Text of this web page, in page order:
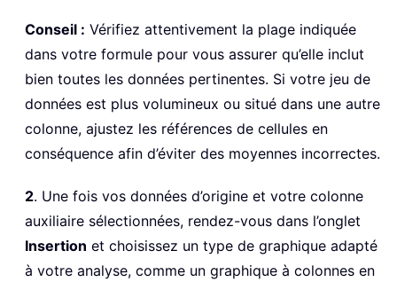
Conseil : Vérifiez attentivement la plage indiquée
dans votre formule pour vous assurer qu’elle inclut
bien toutes les données pertinentes. Si votre jeu de
données est plus volumineux ou situé dans une autre
colonne, ajustez les références de cellules en
conséquence afin d’éviter des moyennes incorrectes.
2. Une fois vos données d’origine et votre colonne
auxiliaire sélectionnées, rendez-vous dans l’onglet
Insertion et choisissez un type de graphique adapté
à votre analyse, comme un graphique à colonnes en